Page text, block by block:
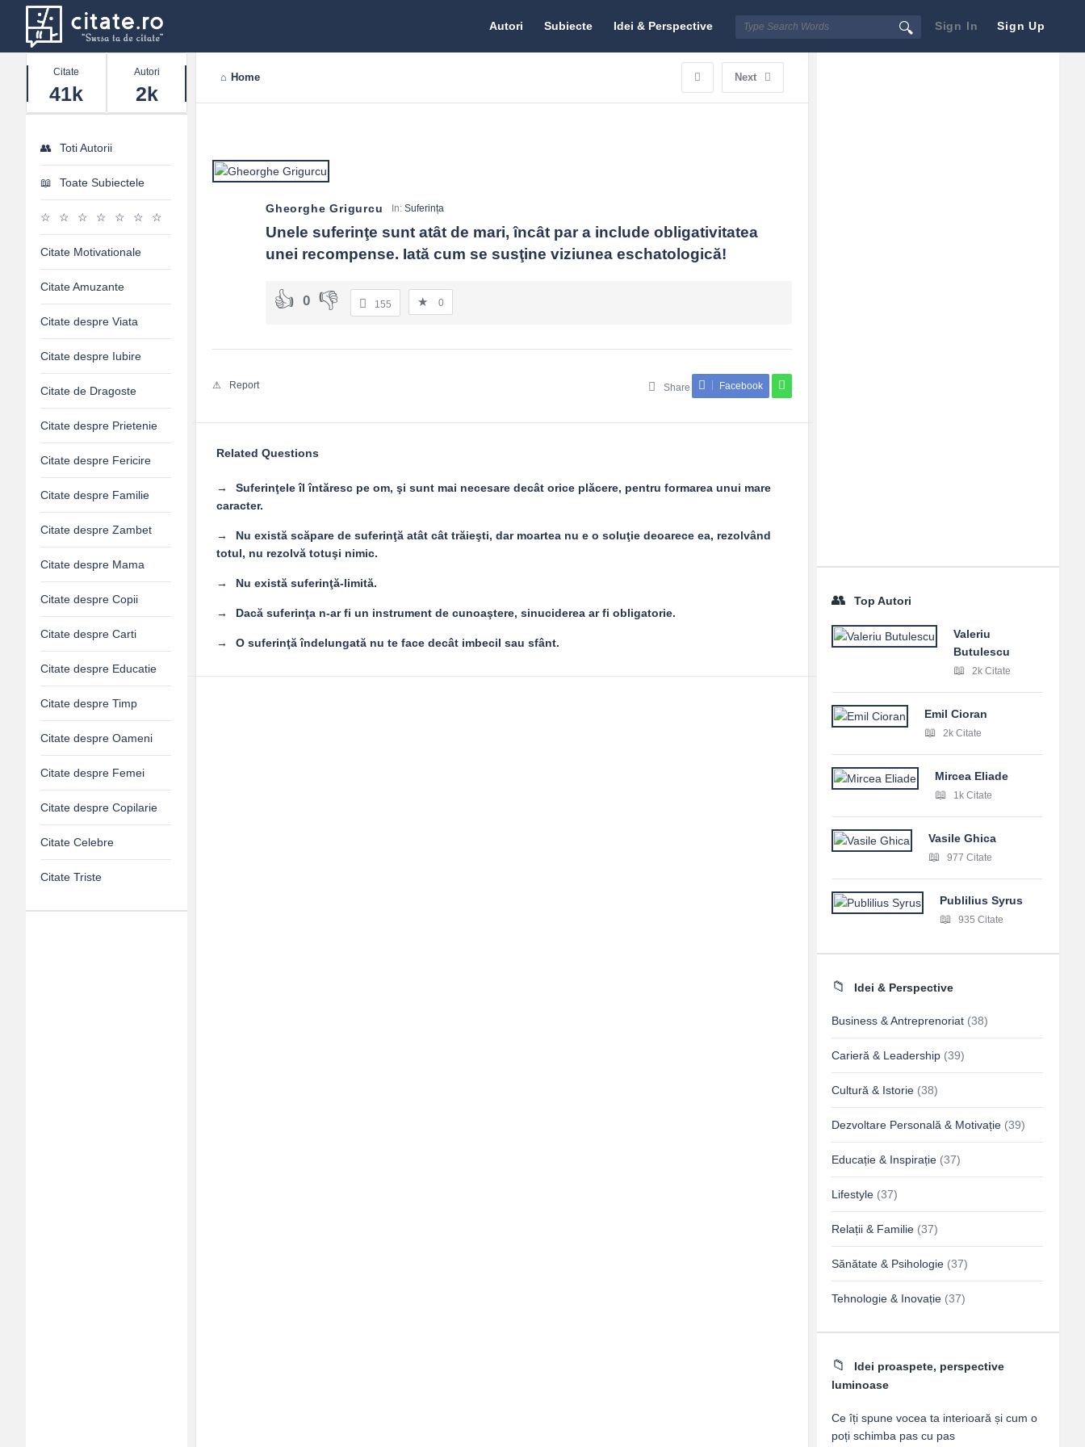
Sign In Sign Up
Citate.ro
Autori Subiecte Idei & Perspective
Home Next
Gheorghe Grigurcu In: Suferința
Unele suferinţe sunt atât de mari, încât par a include obligativitatea
unei recompense. Iată cum se susţine viziunea eschatologică!
0 155 0
Share Facebook
Report
Related Questions
Suferinţele îl întăresc pe om, şi sunt mai necesare decât orice plăcere, pentru formarea unui mare
caracter.
Nu există scăpare de suferinţă atât cât trăieşti, dar moartea nu e o soluţie deoarece ea, rezolvând
totul, nu rezolvă totuşi nimic.
Nu există suferinţă-limită.
Dacă suferinţa n-ar fi un instrument de cunoaştere, sinuciderea ar fi obligatorie.
O suferinţă îndelungată nu te face decât imbecil sau sfânt.
Top Autori
Valeriu
Butulescu
2k Citate
Emil Cioran
2k Citate
Mircea Eliade
1k Citate
Vasile Ghica
977 Citate
Publilius Syrus
935 Citate
Idei & Perspective
Business & Antreprenoriat (38)
Carieră & Leadership (39)
Cultură & Istorie (38)
Dezvoltare Personală & Motivație (39)
Educație & Inspirație (37)
Lifestyle (37)
Relații & Familie (37)
Sănătate & Psihologie (37)
Tehnologie & Inovație (37)
Idei proaspete, perspective
luminoase
Ce îți spune vocea ta interioară și cum o
poți schimba pas cu pas
Stats
Citate
41k
Autori
2k
Toti Autorii
Toate Subiectele
Citate Motivationale
Citate Amuzante
Citate despre Viata
Citate despre Iubire
Citate de Dragoste
Citate despre Prietenie
Citate despre Fericire
Citate despre Familie
Citate despre Zambet
Citate despre Mama
Citate despre Copii
Citate despre Carti
Citate despre Educatie
Citate despre Timp
Citate despre Oameni
Citate despre Femei
Citate despre Copilarie
Citate Celebre
Citate Triste